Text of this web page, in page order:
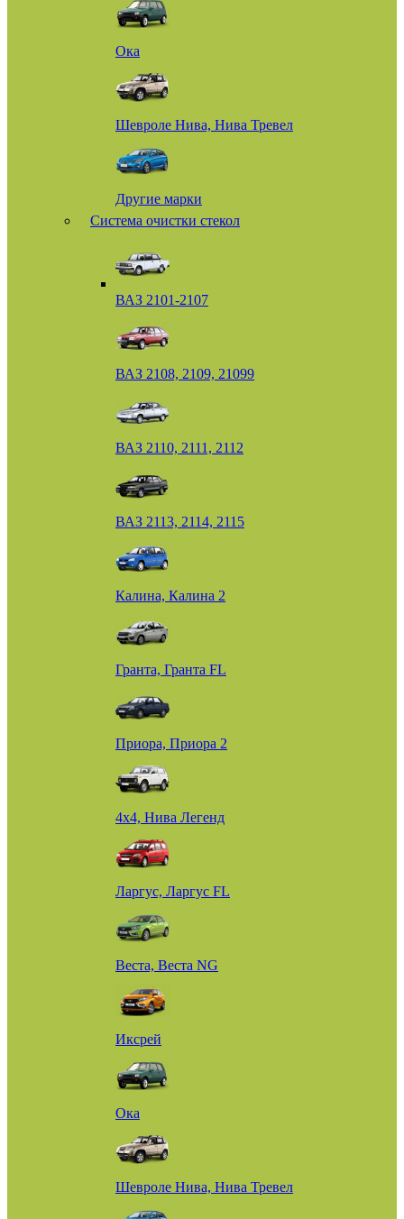
Ока
Шевроле Нива, Нива Тревел
Другие марки
Система очистки стекол
ВАЗ 2101-2107
ВАЗ 2108, 2109, 21099
ВАЗ 2110, 2111, 2112
ВАЗ 2113, 2114, 2115
Калина, Калина 2
Гранта, Гранта FL
Приора, Приора 2
4х4, Нива Легенд
Ларгус, Ларгус FL
Веста, Веста NG
Иксрей
Ока
Шевроле Нива, Нива Тревел